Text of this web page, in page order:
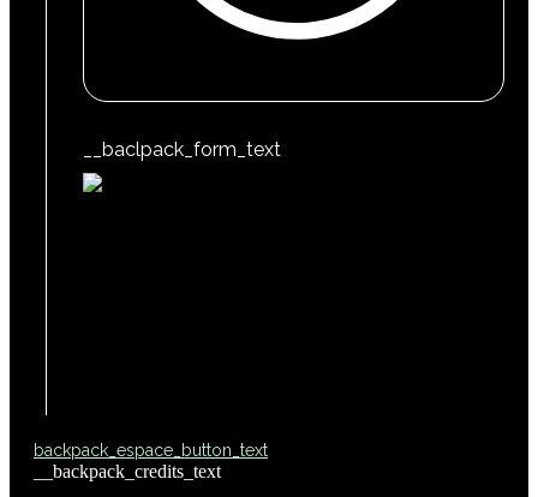
__baclpack_form_text
backpack_espace_button_text
__backpack_credits_text